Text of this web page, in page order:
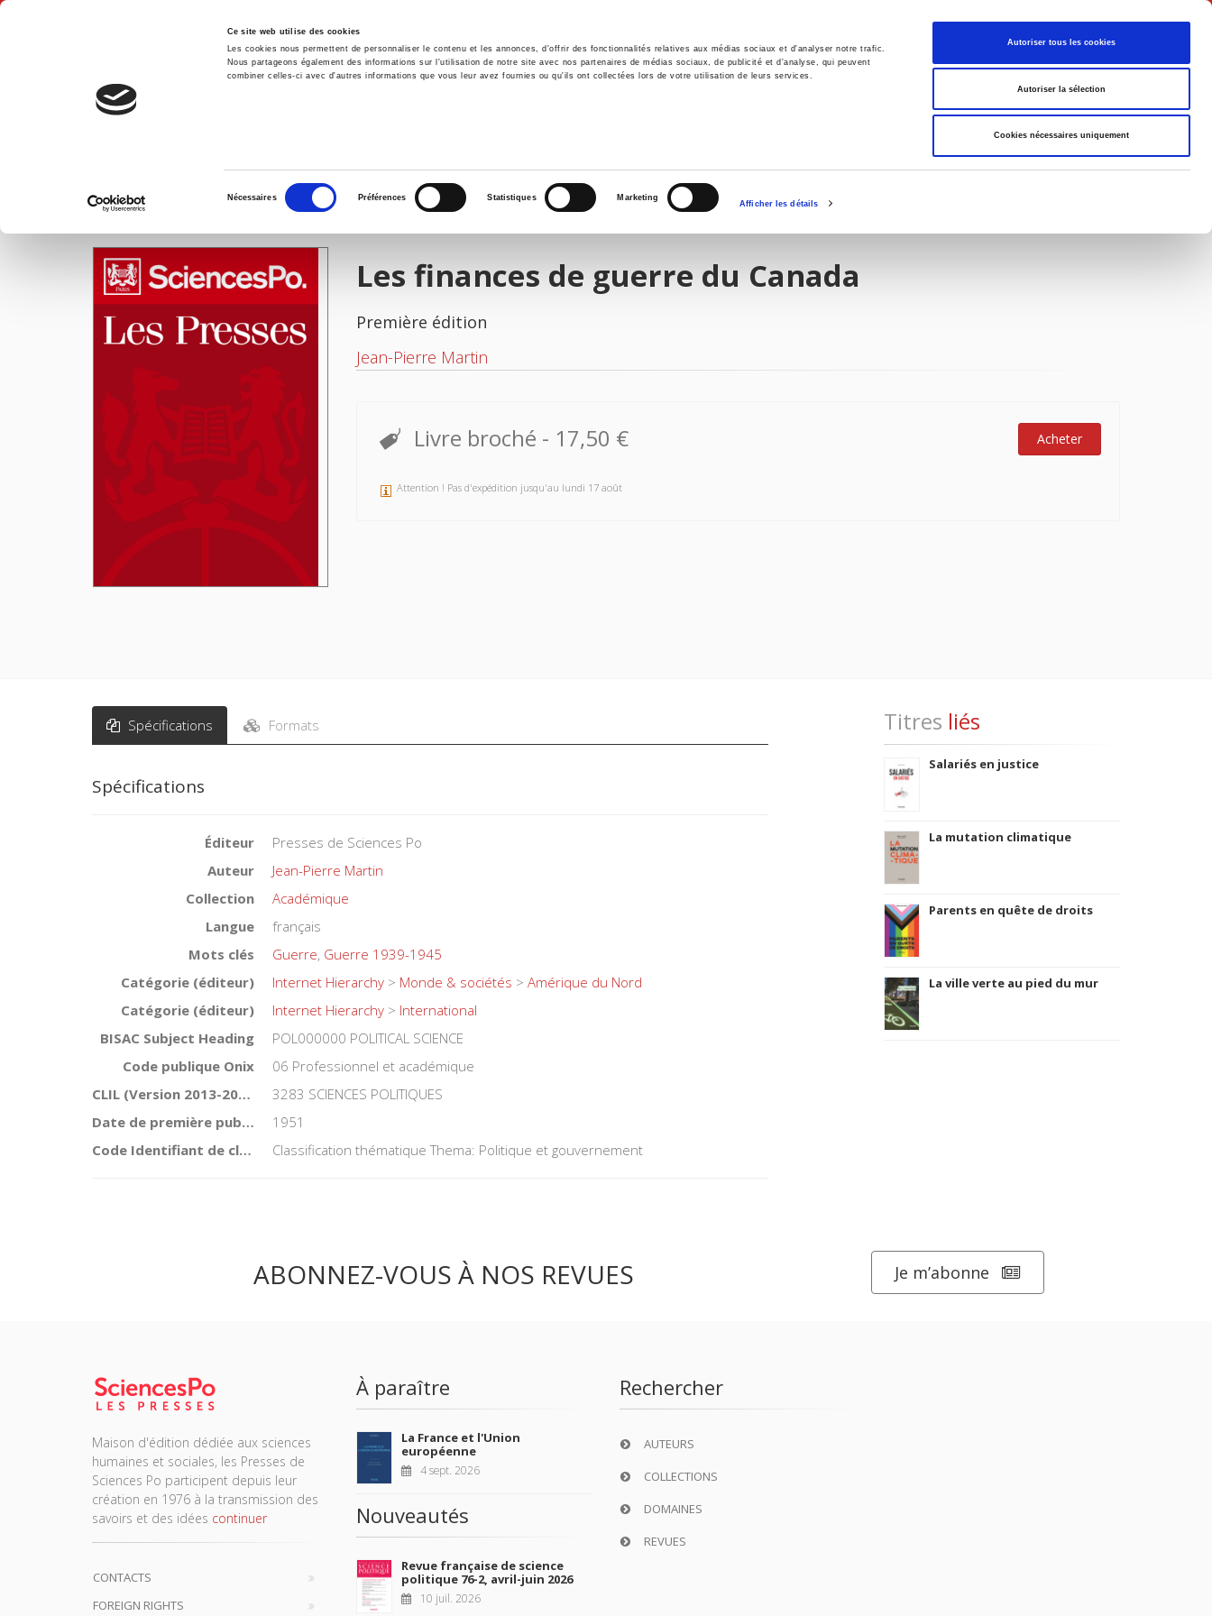
Ce site web utilise des cookies
Les cookies nous permettent de personnaliser le contenu et les annonces, d'offrir des fonctionnalités relatives aux médias sociaux et d'analyser notre trafic.
Nous partageons également des informations sur l'utilisation de notre site avec nos partenaires de médias sociaux, de publicité et d'analyse, qui peuvent
combiner celles-ci avec d'autres informations que vous leur avez fournies ou qu'ils ont collectées lors de votre utilisation de leurs services.
consentement
Nécessaires Préférences Statistiques Marketing
Afficher les détails
Autoriser tous les cookies
Autoriser la sélection
Cookies nécessaires uniquement
Français
Accueil Environnement Histoire International
IMAGES
Les finances de guerre du Canada
Première édition
Jean-Pierre Martin
Livre broché - 17,50 € Acheter
Attention ! Pas d'expédition jusqu'au lundi 17 août
Spécifications Formats
Spécifications
Éditeur
Presses de Sciences Po
Auteur
Jean-Pierre Martin
Collection
Académique
Langue
français
Mots clés
Guerre, Guerre 1939-1945
Catégorie (éditeur)
Internet Hierarchy > Monde & sociétés > Amérique du Nord
Catégorie (éditeur)
Internet Hierarchy > International
BISAC Subject Heading
POL000000 POLITICAL SCIENCE
Code publique Onix
06 Professionnel et académique
CLIL (Version 2013-2019 )
3283 SCIENCES POLITIQUES
Date de première publication du titre
1951
Code Identifiant de classement sujet
Classification thématique Thema: Politique et gouvernement
Titres liés
Salariés en justice
La mutation climatique
Parents en quête de droits
La ville verte au pied du mur
ABONNEZ-VOUS À NOS REVUES Je m’abonne
Maison d'édition dédiée aux sciences
humaines et sociales, les Presses de
Sciences Po participent depuis leur
création en 1976 à la transmission des
savoirs et des idées continuer
CONTACTS
FOREIGN RIGHTS
À paraître
La France et l'Union
européenne
4 sept. 2026
Nouveautés
Revue française de science
politique 76-2, avril-juin 2026
10 juil. 2026
Rechercher
AUTEURS
COLLECTIONS
DOMAINES
REVUES